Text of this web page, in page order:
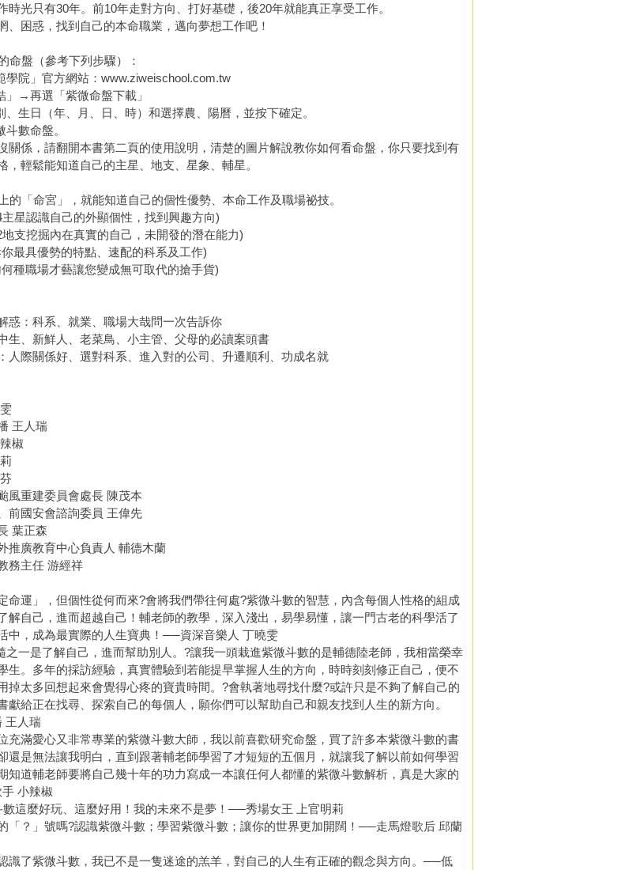
光只有30年。前10年走對方向、打好基礎，後20年就能真正享受工作。
困惑，找到自己的本命職業，邁向夢想工作吧！
盤（參考下列步驟）：
院」官方網站：www.ziweischool.com.tw
→再選「紫微命盤下載」
日（年、月、日、時）和選擇農、陽曆，並按下確定。
數命盤。
係，請翻開本書第二頁的使用說明，清楚的圖片解說教你如何看命盤，你只要找到有
，輕鬆能知道自己的主星、地支、星象、輔星。
「命宮」，就能知道自己的個性優勢、本命工作及職場祕技。
認識自己的外顯個性，找到興趣方向)
挖掘內在真實的自己，未開發的潛在能力)
具優勢的特點、速配的科系及工作)
職場才藝讓您變成無可取代的搶手貨)
：科系、就業、職場大哉問一次告訴你
、新鮮人、老菜鳥、小主管、父母的必讀案頭書
關係好、選對科系、進入對的公司、升遷順利、功成名就
王人瑞
椒
重建委員會處長 陳茂本
國安會諮詢委員 王偉先
葉正森
廣教育中心負責人 輔德木蘭
主任 游經祥
運」，但個性從何而來?會將我們帶往何處?紫微斗數的智慧，內含每個人性格的組成
解自己，進而超越自己！輔老師的教學，深入淺出，易學易懂，讓一門古老的科學活了
中，成為最實際的人生寶典！──資深音樂人 丁曉雯
是了解自己，進而幫助別人。?讓我一頭栽進紫微斗數的是輔德陸老師，我相當榮幸
生。多年的採訪經驗，真實體驗到若能提早掌握人生的方向，時時刻刻修正自己，便不
掉太多回想起來會覺得心疼的寶貴時間。?會執著地尋找什麼?或許只是不夠了解自己的
獻給正在找尋、探索自己的每個人，願你們可以幫助自己和親友找到人生的新方向。
王人瑞
滿愛心又非常專業的紫微斗數大師，我以前喜歡研究命盤，買了許多本紫微斗數的書
還是無法讓我明白，直到跟著輔老師學習了才短短的五個月，就讓我了解以前如何學習
知道輔老師要將自己幾十年的功力寫成一本讓任何人都懂的紫微斗數解析，真是大家的
小辣椒
麼好玩、這麼好用！我的未來不是夢！──秀場女王 上官明莉
？」號嗎?認識紫微斗數；學習紫微斗數；讓你的世界更加開闊！──走馬燈歌后 邱蘭
了紫微斗數，我已不是一隻迷途的羔羊，對自己的人生有正確的觀念與方向。──低